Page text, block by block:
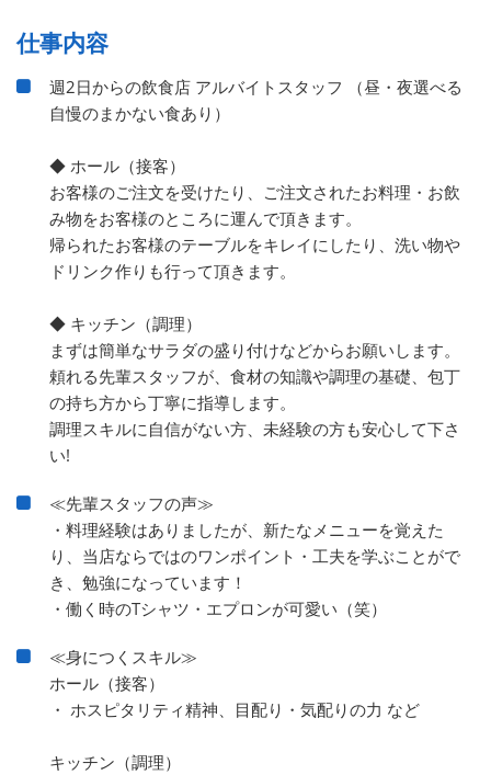
仕事内容
週2日からの飲食店 アルバイトスタッフ （昼・夜選べる
自慢のまかない食あり）
◆ ホール（接客）
お客様のご注文を受けたり、ご注文されたお料理・お飲
み物をお客様のところに運んで頂きます。
帰られたお客様のテーブルをキレイにしたり、洗い物や
ドリンク作りも行って頂きます。
◆ キッチン（調理）
まずは簡単なサラダの盛り付けなどからお願いします。
頼れる先輩スタッフが、食材の知識や調理の基礎、包丁
の持ち方から丁寧に指導します。
調理スキルに自信がない方、未経験の方も安心して下さ
い!
≪先輩スタッフの声≫
・料理経験はありましたが、新たなメニューを覚えた
り、当店ならではのワンポイント・工夫を学ぶことがで
き、勉強になっています！
・働く時のTシャツ・エプロンが可愛い（笑）
≪身につくスキル≫
ホール（接客）
・ ホスピタリティ精神、目配り・気配りの力 など
キッチン（調理）